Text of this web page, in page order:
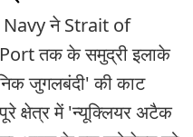
ने Strait of
तक के समुद्री इलाके
जुगलबंदी' की काट
क्षेत्र में 'न्यूक्लियर अटैक